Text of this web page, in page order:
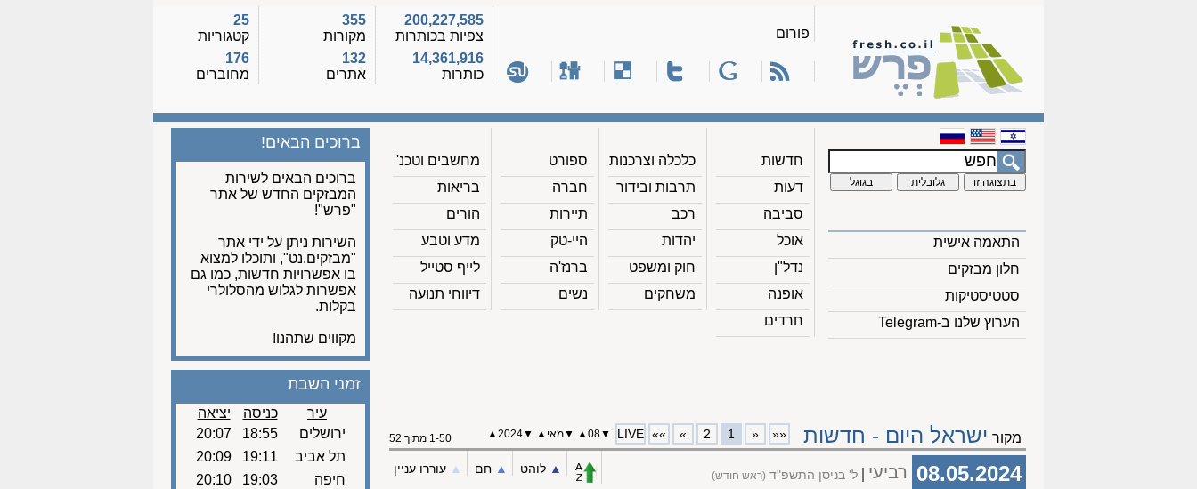
פורום
200,227,585
צפיות בכותרות
14,361,916
כותרות
355
מקורות
132
אתרים
25
קטגוריות
176
מחוברים
התאמה אישית
חלון מבזקים
סטטיסטיקות
הערוץ שלנו ב-Telegram
חדשות
דעות
סביבה
אוכל
נדל"ן
אופנה
חרדים
כלכלה וצרכנות
תרבות ובידור
רכב
יהדות
חוק ומשפט
משחקים
ספורט
חברה
תיירות
היי-טק
ברנז'ה
נשים
מחשבים וטכנ'
בריאות
הורים
מדע וטבע
לייף סטייל
דיווחי תנועה
ברוכים הבאים!
ברוכים הבאים לשירות
המבזקים החדש של אתר
"פרש"!
השירות ניתן על ידי אתר
"מבזקים.נט", ותוכלו למצוא
בו אפשרויות חדשות, כמו גם
אפשרות לגלוש מהסלולרי
בקלות.
מקווים שתהנו!
מקור ישראל היום - חדשות ««
«
1
2
»
»»
LIVE
▼
08
▲
▼מאי ▲
▼
2024
▲ 1-50 מתוך 52
08.05.2024 רביעי ל' בניסן התשפ"ד (ראש חודש) ▲︎ לוהט ▲︎ חם ▲︎ עוררו עניין
זמני השבת
עיר כניסה
יציאה
ירושלים
18:55
20:07
תל אביב
19:11
20:09
חיפה
19:03
20:10